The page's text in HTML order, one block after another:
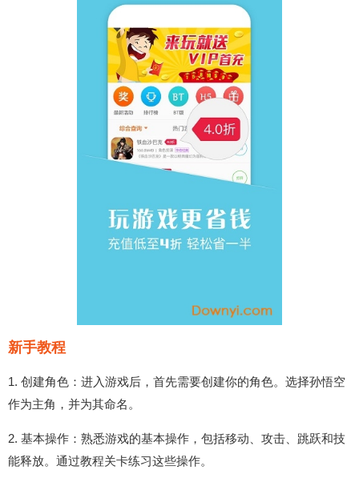
新手教程
1. 创建角色：进入游戏后，首先需要创建你的角色。选择孙悟空
作为主角，并为其命名。
2. 基本操作：熟悉游戏的基本操作，包括移动、攻击、跳跃和技
能释放。通过教程关卡练习这些操作。